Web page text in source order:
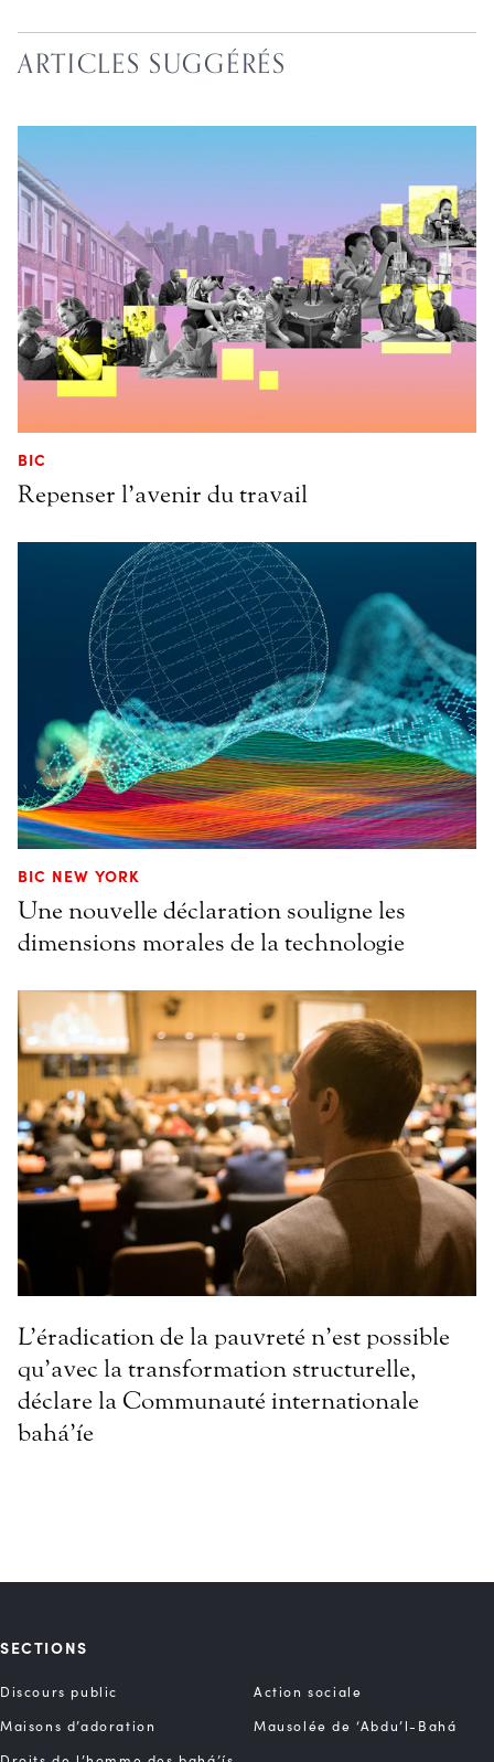
ARTICLES SUGGÉRÉS
BIC
Repenser l’avenir du travail
BIC NEW YORK
Une nouvelle déclaration souligne les
dimensions morales de la technologie
L’éradication de la pauvreté n’est possible
qu’avec la transformation structurelle,
déclare la Communauté internationale
bahá’íe
SECTIONS
Discours public
Action sociale
Maisons d’adoration
Mausolée de ‘Abdu’l-Bahá